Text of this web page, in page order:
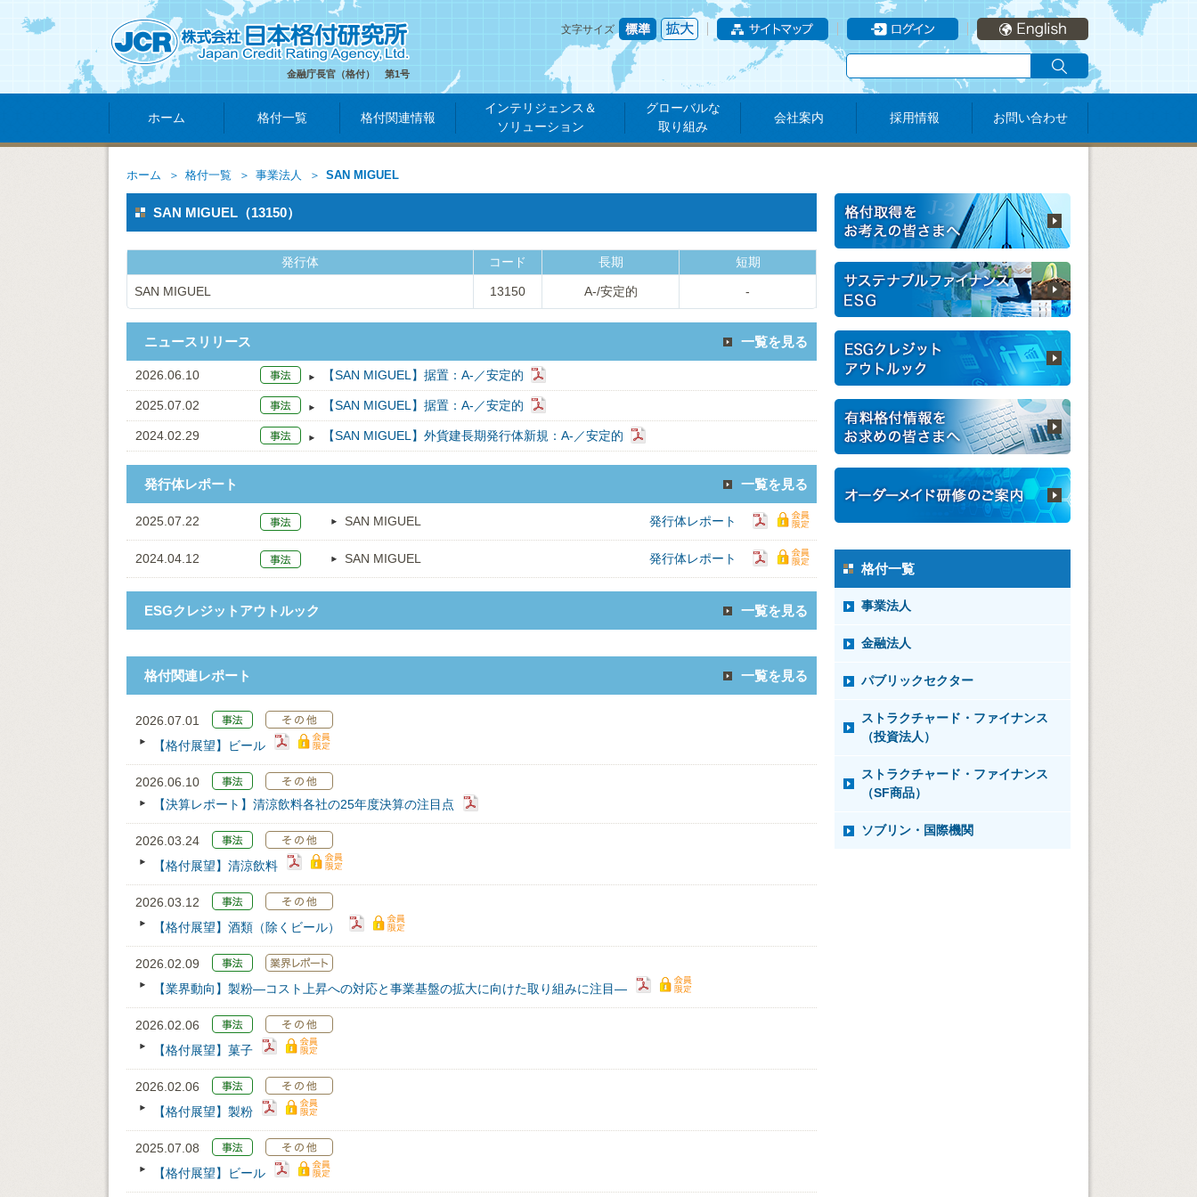
金融庁長官（格付） 第1号
文字サイズ
ホーム 格付一覧 格付関連情報
インテリジェンス＆
ソリューション
グローバルな
取り組み
会社案内 採用情報 お問い合わせ
ホーム 格付一覧 事業法人 SAN MIGUEL
SAN MIGUEL（13150）
発行体 コード 長期 短期
SAN MIGUEL 13150 A-/安定的 -
ニュースリリース 一覧を見る
2026.06.10 【SAN MIGUEL】据置：A-／安定的
2025.07.02 【SAN MIGUEL】据置：A-／安定的
2024.02.29 【SAN MIGUEL】外貨建長期発行体新規：A-／安定的
発行体レポート 一覧を見る
2025.07.22 SAN MIGUEL 発行体レポート
2024.04.12 SAN MIGUEL 発行体レポート
ESGクレジットアウトルック 一覧を見る
格付関連レポート 一覧を見る
2026.07.01
【格付展望】ビール
2026.06.10
【決算レポート】清涼飲料各社の25年度決算の注目点
2026.03.24
【格付展望】清涼飲料
2026.03.12
【格付展望】酒類（除くビール）
2026.02.09
【業界動向】製粉―コスト上昇への対応と事業基盤の拡大に向けた取り組みに注目―
2026.02.06
【格付展望】菓子
2026.02.06
【格付展望】製粉
2025.07.08
【格付展望】ビール
格付一覧
事業法人
金融法人
パブリックセクター
ストラクチャード・ファイナンス
（投資法人）
ストラクチャード・ファイナンス
（SF商品）
ソブリン・国際機関